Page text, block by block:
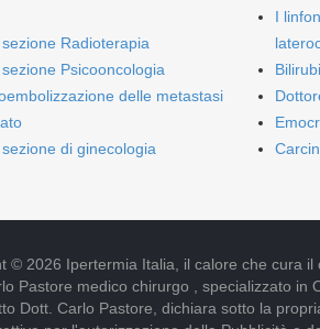
Radioterapia
Psicooncologia
delle metastasi
di ginecologia
I
© 2026 Ipertermia Italia, il calore che cura il
Pastore medico chirurgo , specializzato in
Dott. Carlo Pastore, dichiara sotto la